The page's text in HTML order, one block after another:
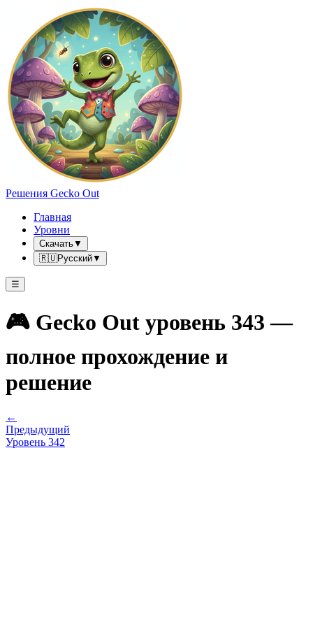
Решения Gecko Out
Главная
Уровни
Скачать▼
🇷🇺Русский▼
☰
🎮 Gecko Out уровень 343 —
полное прохождение и
решение
←
Предыдущий
Уровень 342